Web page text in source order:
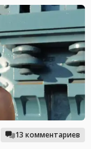
13 комментариев